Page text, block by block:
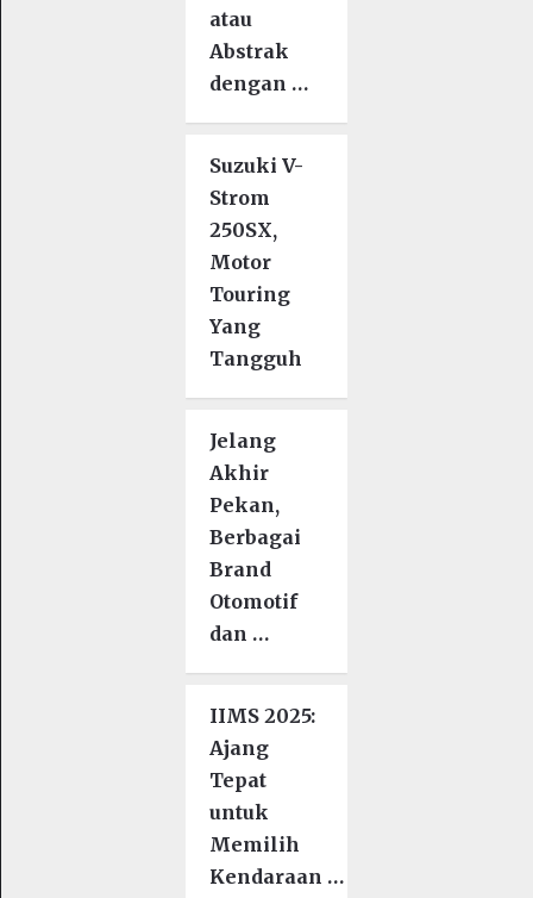
atau
Abstrak
dengan …
Suzuki V-
Strom
250SX,
Motor
Touring
Yang
Tangguh
Jelang
Akhir
Pekan,
Berbagai
Brand
Otomotif
dan …
IIMS 2025:
Ajang
Tepat
untuk
Memilih
Kendaraan …